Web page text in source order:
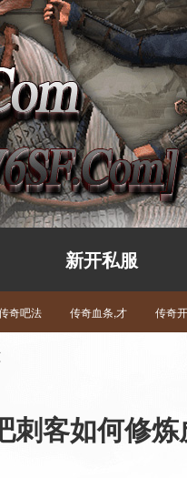
新开私服
奇吧法 传奇血条,才 传奇
刺客如何修